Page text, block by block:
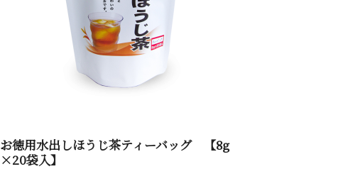
お徳用水出しほうじ茶ティーバッグ 【8g
×20袋入】